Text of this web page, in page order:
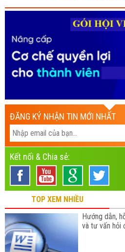
ĐĂNG KÝ NHẬN TIN MỚI NHẤT
Kết nối & Chia sẻ:
TOP XEM NHIỀU
Hướng dẫn,
và tư vấn hỏi